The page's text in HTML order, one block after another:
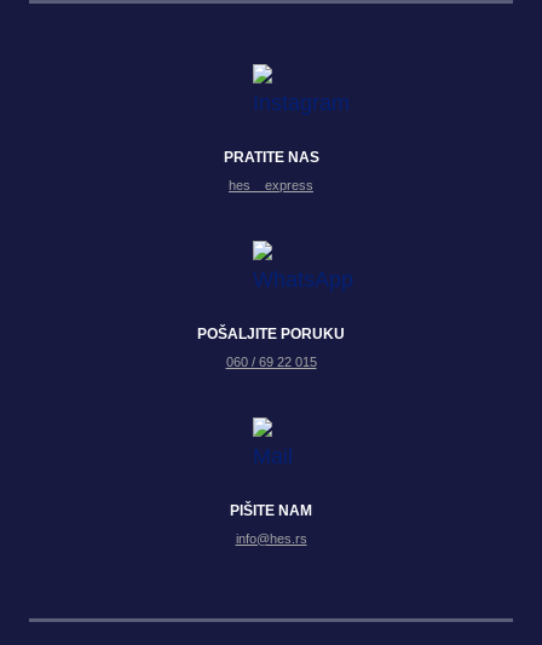
PRATITE NAS
hes__express
POŠALJITE PORUKU
060 / 69 22 015
PIŠITE NAM
info@hes.rs